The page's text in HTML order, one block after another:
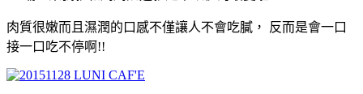
肉質很嫩而且濕潤的口感不僅讓人不會吃膩 ，
反而是會一口
接一口吃不停啊!!